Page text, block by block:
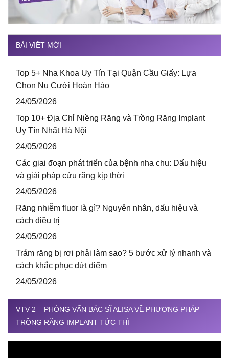
BÀI VIẾT MỚI
Top 5+ Nha Khoa Uy Tín Tại Quận Cầu Giấy: Lựa
Chọn Nụ Cười Hoàn Hảo
24/05/2026
Top 10+ Địa Chỉ Niềng Răng và Trồng Răng Implant
Uy Tín Nhất Hà Nội
24/05/2026
Các giai đoạn phát triển của bệnh nha chu: Dấu hiệu
và giải pháp cứu răng kịp thời
24/05/2026
Răng nhiễm fluor là gì? Nguyên nhân, dấu hiệu và
cách điều trị
24/05/2026
Trám răng bị rơi phải làm sao? 5 bước xử lý nhanh và
cách khắc phục dứt điểm
24/05/2026
VTV 2 – PHỎNG VẤN BÁC SĨ ALISA VỀ PHƯƠNG PHÁP
TRỒNG RĂNG IMPLANT TỨC THÌ